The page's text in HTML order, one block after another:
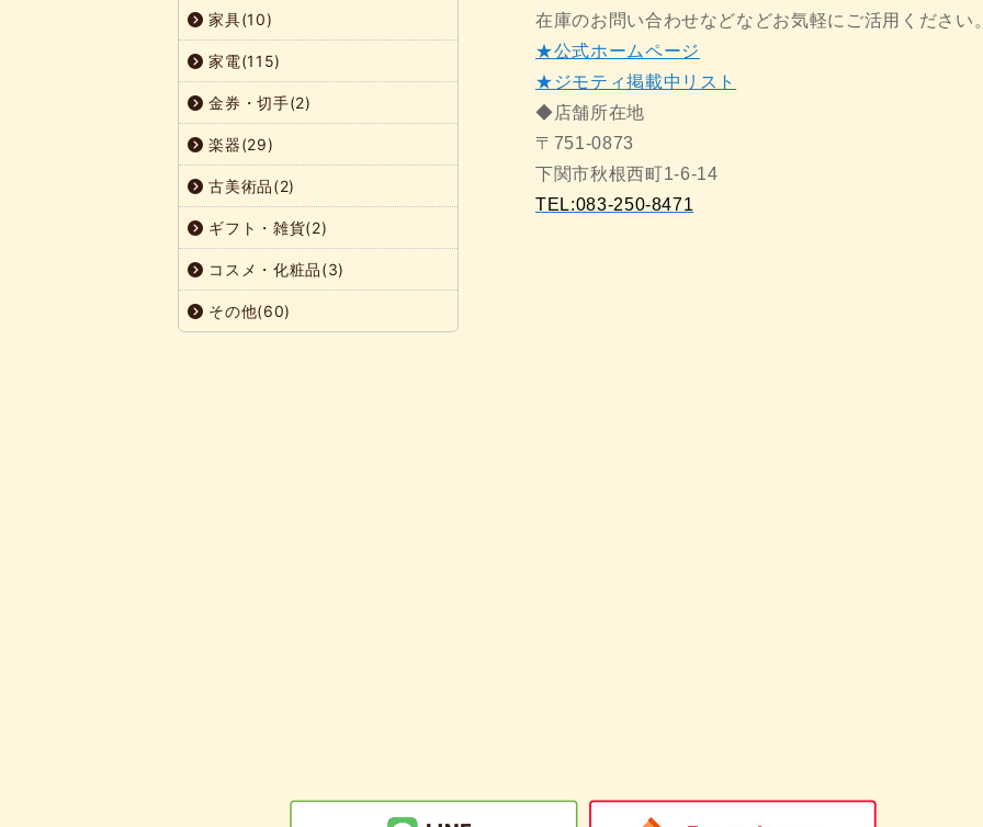
在庫のお問い合わせなどなどお気軽にご活用ください
★公式ホームページ
★ジモティ掲載中リスト
◆店舗所在地
〒751-0873
下関市秋根西町1-6-14
TEL:083-250-8471
家具(10)
家電(115)
金券・切手(2)
楽器(29)
古美術品(2)
ギフト・雑貨(2)
コスメ・化粧品(3)
その他(60)